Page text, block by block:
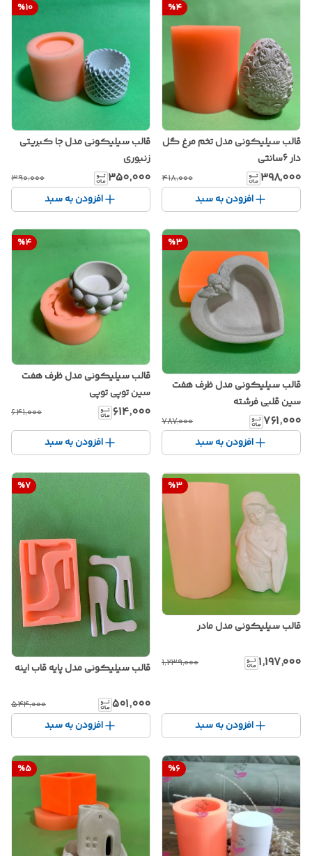
%4
قالب سیلیکونی مدل تخم مرغ گل
دار 6سانتی
۳۹۸٬۰۰۰ ۴۱۸٬۰۰۰
افزودن به سبد
%10
قالب سیلیکونی مدل جا کبریتی
زنبوری
۳۵۰٬۰۰۰ ۳۹۰٬۰۰۰
افزودن به سبد
%3
قالب سیلیکونی مدل ظرف هفت
سین قلبی فرشته
۷۶۱٬۰۰۰ ۷۸۷٬۰۰۰
افزودن به سبد
%4
قالب سیلیکونی مدل ظرف هفت
سین توپی توپی
۶۱۴٬۰۰۰ ۶۴۱٬۰۰۰
افزودن به سبد
%3
قالب سیلیکونی مدل مادر
۱٬۱۹۷٬۰۰۰ ۱٬۲۳۹٬۰۰۰
افزودن به سبد
%7
قالب سیلیکونی مدل پایه قاب اینه
۵۰۱٬۰۰۰ ۵۴۴٬۰۰۰
افزودن به سبد
%6
%5